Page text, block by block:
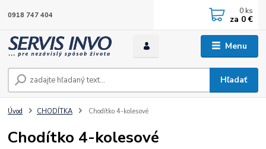
Menu
Hľadať
0918 747 404 0 ks
za 0 €
Úvod CHODÍTKA Chodítko 4-kolesové
Chodítko 4-kolesové